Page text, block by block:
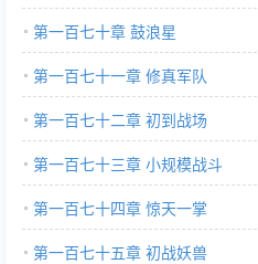
第一百七十章 鼓浪星
第一百七十一章 修真军队
第一百七十二章 初到战场
第一百七十三章 小规模战斗
第一百七十四章 惊天一掌
第一百七十五章 初战妖兽